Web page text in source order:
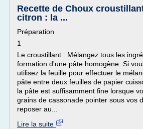
Recette de Choux
citron : la ...
Préparation
1
Le croustillant : Mélangez tous les
formation d'une pâte homogène. Si
utilisez la feuille pour effectuer le
pâte entre deux feuilles de papier
la pâte est suffisamment fine lorsque
grains de cassonade pointer sous vos
reposer au...
Lire la suite